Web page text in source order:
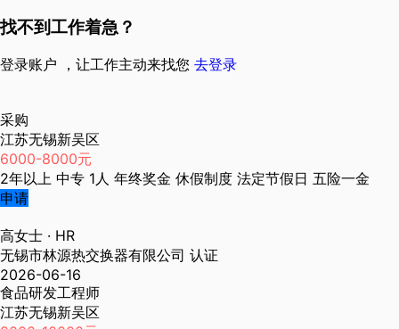
找不到工作着急？
登录账户 ，让工作主动来找您 去登录
采购
江苏无锡新吴区
6000-8000元
2年以上 中专 1人 年终奖金 休假制度 法定节假日 五险一金
申请
高女士 · HR
无锡市林源热交换器有限公司 认证
2026-06-16
食品研发工程师
江苏无锡新吴区